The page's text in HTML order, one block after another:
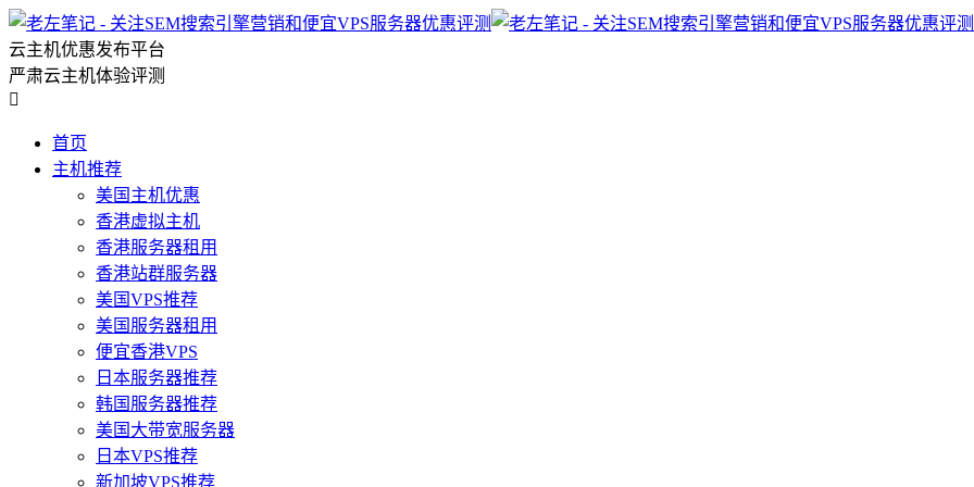
云主机优惠发布平台
严肃云主机体验评测

首页
主机推荐
美国主机优惠
香港虚拟主机
香港服务器租用
香港站群服务器
美国VPS推荐
美国服务器租用
便宜香港VPS
日本服务器推荐
韩国服务器推荐
美国大带宽服务器
日本VPS推荐
新加坡VPS推荐